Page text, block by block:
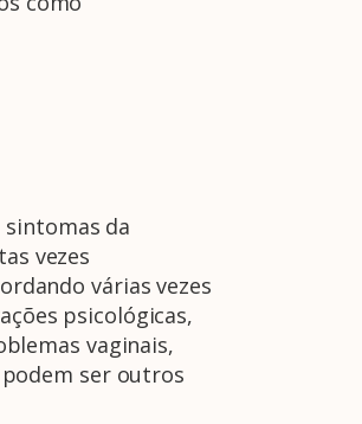
sintomas da
vezes
várias vezes
psicológicas,
vaginais,
ser outros